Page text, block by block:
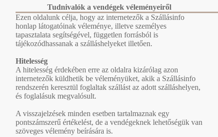
Tudnivalók a vendégek véleményeiről
Ezen oldalunk célja, hogy az internetezők a Szállásinfo
honlap látogatóinak véleménye, illetve személyes
tapasztalata segítségével, független forrásból is
tájékozódhassanak a szálláshelyeket illetően.
Hitelesség
A hitelesség érdekében erre az oldalra kizárólag azon
internetezők küldhetik be véleményüket, akik a Szállásinfo
rendszerén keresztül foglaltak szállást az adott szálláshelyen,
és foglalásuk megvalósult.
A visszajelzések minden esetben tartalmaznak egy
pontszámszerű értékelést, de a vendégeknek lehetőségük van
szöveges vélemény beírására is.